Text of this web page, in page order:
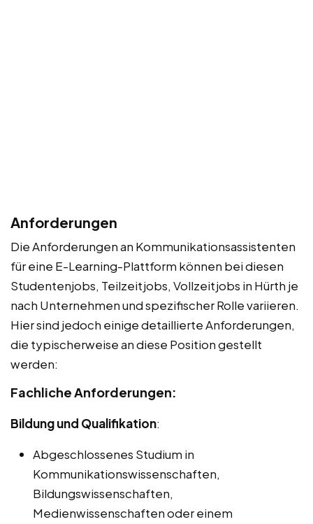
Anforderungen
Die Anforderungen an Kommunikationsassistenten
für eine E-Learning-Plattform können bei diesen
Studentenjobs, Teilzeitjobs, Vollzeitjobs in Hürth je
nach Unternehmen und spezifischer Rolle variieren.
Hier sind jedoch einige detaillierte Anforderungen,
die typischerweise an diese Position gestellt
werden:
Fachliche Anforderungen:
Bildung und Qualifikation:
Abgeschlossenes Studium in
Kommunikationswissenschaften,
Bildungswissenschaften,
Medienwissenschaften oder einem